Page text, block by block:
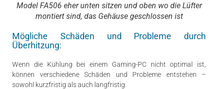
Model FA506 eher unten sitzen und oben wo die Lüfter
montiert sind, das Gehäuse geschlossen ist
Mögliche Schäden und Probleme durch
Überhitzung:
Wenn die Kühlung bei einem Gaming-PC nicht optimal ist,
können verschiedene Schäden und Probleme entstehen –
sowohl kurzfristig als auch langfristig.